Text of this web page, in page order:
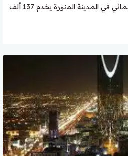
مشروع ضخم لتعزيز الإمداد المائي في المدينة المنورة يخدم 137 ألف